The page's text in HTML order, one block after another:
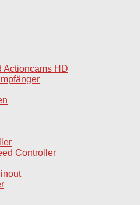
Actioncams HD
Controller